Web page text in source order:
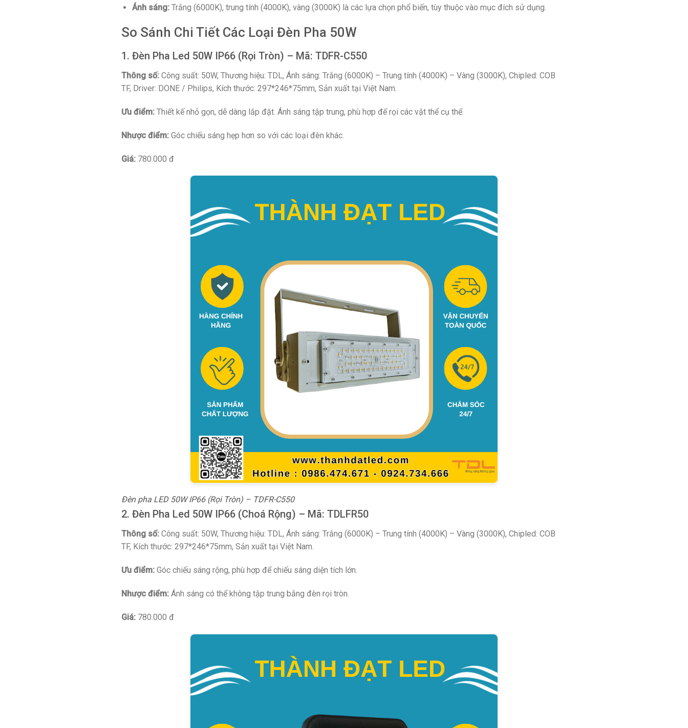
Ánh sáng:Trắng (6000K), trung tính (4000K), vàng (3000K) là các lựa chọn phổ biến, tùy thuộc vào mục đích sử dụng.
So Sánh Chi Tiết Các Loại Đèn Pha 50W
1. Đèn Pha Led 50W IP66 (Rọi Tròn) – Mã: TDFR-C550
Thông số: Công suất: 50W, Thương hiệu: TDL, Ánh sáng: Trắng (6000K) – Trung tính (4000K) – Vàng (3000K), Chipled: COB
TF, Driver: DONE / Philips, Kích thước: 297*246*75mm, Sản xuất tại Việt Nam.
Ưu điểm: Thiết kế nhỏ gọn, dễ dàng lắp đặt. Ánh sáng tập trung, phù hợp để rọi các vật thể cụ thể.
Nhược điểm: Góc chiếu sáng hẹp hơn so với các loại đèn khác.
Giá: 780.000 đ
Đèn pha LED 50W IP66 (Rọi Tròn) – TDFR-C550
2. Đèn Pha Led 50W IP66 (Choá Rộng) – Mã: TDLFR50
Thông số: Công suất: 50W, Thương hiệu: TDL, Ánh sáng: Trắng (6000K) – Trung tính (4000K) – Vàng (3000K), Chipled: COB
TF, Kích thước: 297*246*75mm, Sản xuất tại Việt Nam.
Ưu điểm: Góc chiếu sáng rộng, phù hợp để chiếu sáng diện tích lớn.
Nhược điểm: Ánh sáng có thể không tập trung bằng đèn rọi tròn.
Giá: 780.000 đ